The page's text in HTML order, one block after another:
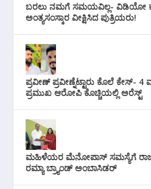
ಬರಲು ನಮಗೆ ಸಮಯವಿಲ್ಲ- ವಿಡಿಯೋ
ಅಂತ್ಯಸಂಸ್ಕಾರ ವೀಕ್ಷಿಸಿದ ಪುತ್ರಿಯರು!
ಪ್ರವೀಣ್ ಪ್ರವೀಣ್ನೆಟ್ಟಾರು ಕೊಲೆ ಕೇಸ್‌-
ಪ್ರಮುಖ ಆರೋಪಿ ಕೊಚ್ಚಿಯಲ್ಲಿ ಅರೆಸ್ಟ್‌
ಮಹಿಳೆಯರ ಮೆನೋಪಾಸ್ ಸಮಸ್ಯೆಗೆ ರಾಜ್ಯ
ರಮ್ಯಾ ಬ್ರ್ಯಾಂಡ್ ಅಂಬಾಸಿಡರ್